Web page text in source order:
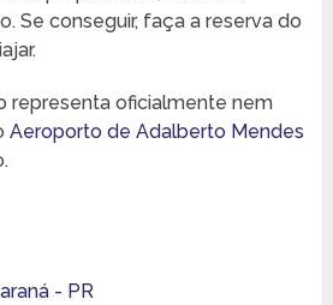
Se conseguir, faça a reserva do
representa oficialmente nem
Aeroporto de Adalberto Mendes
- PR